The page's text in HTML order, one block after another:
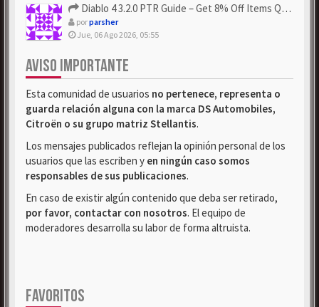
Diablo 4 3.2.0 PTR Guide – Get 8% Off Items Quickly to Test ...
porparsher
Jue, 06 Ago 2026, 05:55
AVISO IMPORTANTE
Esta comunidad de usuarios no pertenece, representa o
guarda relación alguna con la marca DS Automobiles,
Citroën o su grupo matriz Stellantis.
Los mensajes publicados reflejan la opinión personal de los
usuarios que las escriben y en ningún caso somos
responsables de sus publicaciones.
En caso de existir algún contenido que deba ser retirado,
por favor, contactar con nosotros. El equipo de
moderadores desarrolla su labor de forma altruista.
FAVORITOS